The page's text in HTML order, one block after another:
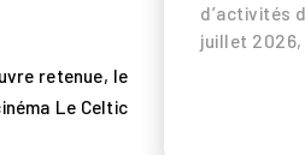
retenue, le
Le Celtic
d’activités
juillet 2026,